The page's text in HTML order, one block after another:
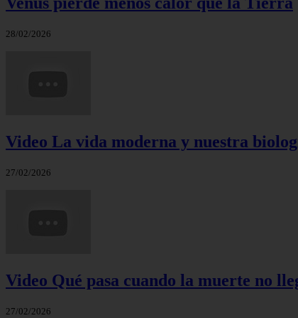
28/02/2026
Video La vida moderna y nuestra
27/02/2026
Video Qué pasa cuando la muerte no
27/02/2026